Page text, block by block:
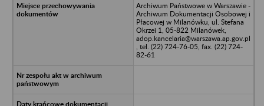
Archiwum Państwowe w Warszawie -
Archiwum Dokumentacji Osobowej i
Płacowej w Milanówku, ul. Stefana
Okrzei 1, 05-822 Milanówek,
adop.kancelaria@warszawa.ap.gov.pl
, tel. (22) 724-76-05, fax. (22) 724-
82-61